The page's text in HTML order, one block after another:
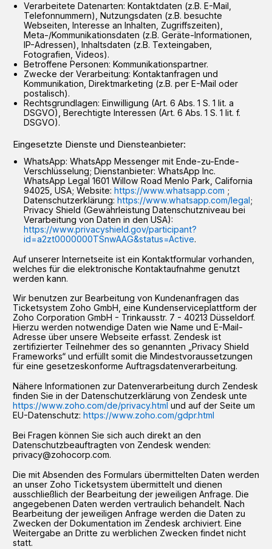
Verarbeitete Datenarten: Kontaktdaten (z.B. E-Mail,
Telefonnummern), Nutzungsdaten (z.B. besuchte
Webseiten, Interesse an Inhalten, Zugriffszeiten),
Meta-/Kommunikationsdaten (z.B. Geräte-Informationen,
IP-Adressen), Inhaltsdaten (z.B. Texteingaben,
Fotografien, Videos).
Betroffene Personen: Kommunikationspartner.
Zwecke der Verarbeitung: Kontaktanfragen und
Kommunikation, Direktmarketing (z.B. per E-Mail oder
postalisch).
Rechtsgrundlagen: Einwilligung (Art. 6 Abs. 1 S. 1 lit. a
DSGVO), Berechtigte Interessen (Art. 6 Abs. 1 S. 1 lit. f.
DSGVO).
Eingesetzte Dienste und Diensteanbieter:
WhatsApp: WhatsApp Messenger mit Ende-zu-Ende-
Verschlüsselung; Dienstanbieter: WhatsApp Inc.
WhatsApp Legal 1601 Willow Road Menlo Park, California
94025, USA; Website:https://www.whatsapp.com ;
Datenschutzerklärung:https://www.whatsapp.com/legal;
Privacy Shield (Gewährleistung Datenschutzniveau bei
Verarbeitung von Daten in den USA):
https://www.privacyshield.gov/participant?
id=a2zt0000000TSnwAAG&status=Active.
Auf unserer Internetseite ist ein Kontaktformular vorhanden,
welches für die elektronische Kontaktaufnahme genutzt
werden kann.
Wir benutzen zur Bearbeitung von Kundenanfragen das
Ticketsystem Zoho GmbH, eine Kundenserviceplattform der
Zoho Corporation GmbH - Trinkausstr. 7 - 40213 Düsseldorf.
Hierzu werden notwendige Daten wie Name und E-Mail-
Adresse über unsere Webseite erfasst. Zendesk ist
zertifizierter Teilnehmer des so genannten „Privacy Shield
Frameworks“ und erfüllt somit die Mindestvoraussetzungen
für eine gesetzeskonforme Auftragsdatenverarbeitung.
Nähere Informationen zur Datenverarbeitung durch Zendesk
finden Sie in der Datenschutzerklärung von Zendesk unte
https://www.zoho.com/de/privacy.html und auf der Seite um
EU-Datenschutz: https://www.zoho.com/gdpr.html
Bei Fragen können Sie sich auch direkt an den
Datenschutzbeauftragten von Zendesk wenden:
privacy@zohocorp.com.
Die mit Absenden des Formulars übermittelten Daten werden
an unser Zoho Ticketsystem übermittelt und dienen
ausschließlich der Bearbeitung der jeweiligen Anfrage. Die
angegebenen Daten werden vertraulich behandelt. Nach
Bearbeitung der jeweiligen Anfrage werden die Daten zu
Zwecken der Dokumentation im Zendesk archiviert. Eine
Weitergabe an Dritte zu werblichen Zwecken findet nicht
statt.